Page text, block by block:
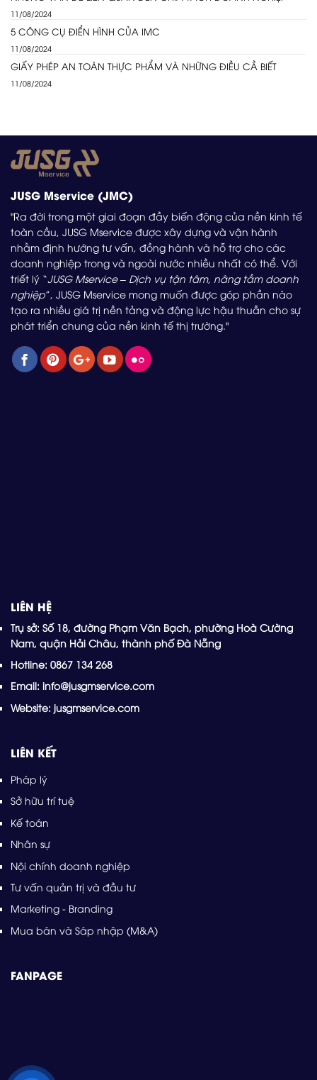
11/08/2024
5 CÔNG CỤ ĐIỂN HÌNH CỦA IMC
11/08/2024
GIẤY PHÉP AN TOÀN THỰC PHẨM VÀ NHỮNG ĐIỀU CẦ BIẾT
11/08/2024
JUSG Mservice (JMC)
"Ra đời trong một giai đoạn đầy biến động của nền kinh tế
toàn cầu, JUSG Mservice được xây dựng và vận hành
nhằm định hướng tư vấn, đồng hành và hỗ trợ cho các
doanh nghiệp trong và ngoài nước nhiều nhất có thể. Với
triết lý “JUSG Mservice – Dịch vụ tận tâm, nâng tầm doanh
nghiệp”, JUSG Mservice mong muốn được góp phần nào
tạo ra nhiều giá trị nền tảng và động lực hậu thuẫn cho sự
phát triển chung của nền kinh tế thị trường."
LIÊN HỆ
Trụ sở: Số 18, đường Phạm Văn Bạch, phường Hoà Cường
Nam, quận Hải Châu, thành phố Đà Nẵng
Hotline: 0867 134 268
Email: info@jusgmservice.com
Website: jusgmservice.com
LIÊN KẾT
Pháp lý
Sở hữu trí tuệ
Kế toán
Nhân sự
Nội chính doanh nghiệp
Tư vấn quản trị và đầu tư
Marketing - Branding
Mua bán và Sáp nhập (M&A)
FANPAGE